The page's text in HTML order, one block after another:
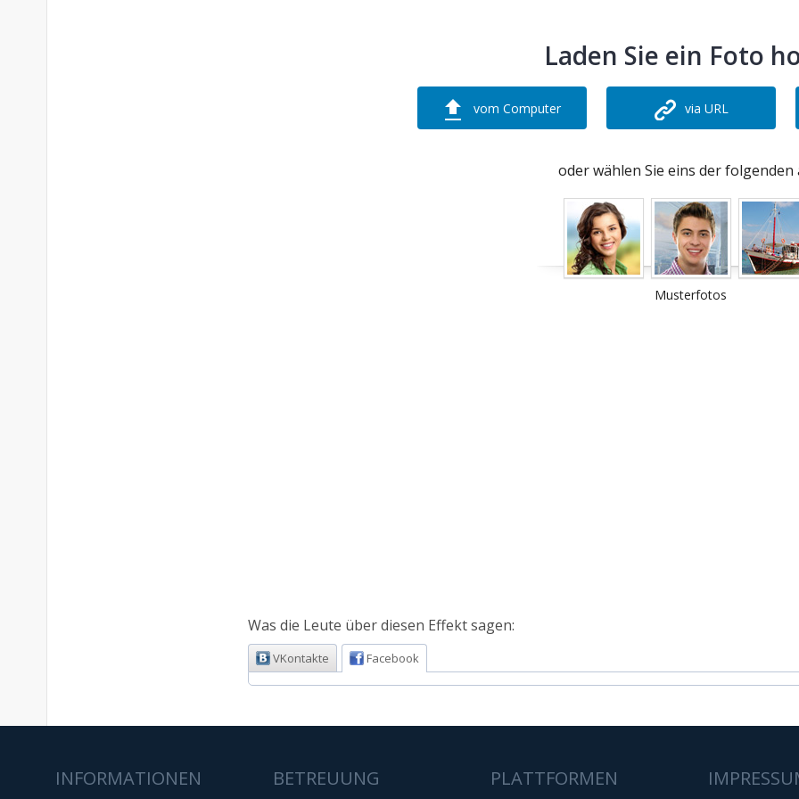
Laden Sie ein Foto
vom Computer via URL
oder wählen Sie eins der folgenden
Musterfotos
Was die Leute über diesen Effekt sagen:
VKontakte Facebook
INFORMATIONEN BETREUUNG PLATTFORMEN